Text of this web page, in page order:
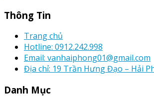
Thông Tin
Trang chủ
Hotline: 0912.242.998
Email: vanhaiphong01@gmail.com
Địa chỉ: 19 Trần Hưng Đạo – Hải
Danh Mục